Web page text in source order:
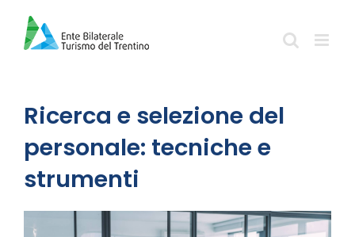
contenuto
Ricerca e selezione del
personale: tecniche e
strumenti